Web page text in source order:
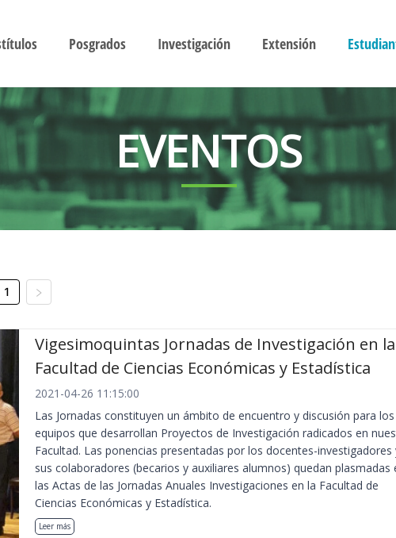
Posgrados Investigación Extensión
EVENTOS
1
Vigesimoquintas Jornadas de Investigación en la
Facultad de Ciencias Económicas y Estadística
2021-04-26 11:15:00
Las Jornadas constituyen un ámbito de encuentro y discusión para los
equipos que desarrollan Proyectos de Investigación radicados en
Facultad. Las ponencias presentadas por los docentes-investigadores
sus colaboradores (becarios y auxiliares alumnos) quedan plasmadas
las Actas de las Jornadas Anuales Investigaciones en la Facultad de
Ciencias Económicas y Estadística.
Leer más